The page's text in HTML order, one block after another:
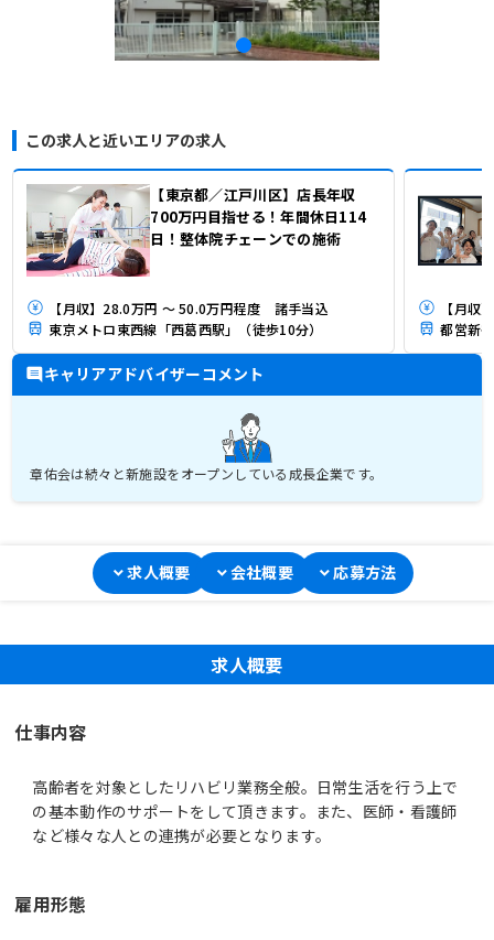
この求人と近いエリアの求人
【東京都／江戸川区】店長年収
700万円目指せる！年間休日114
日！整体院チェーンでの施術
【月収】28.0万円 ～ 50.0万円程度 諸手当込
東京メトロ東西線「西葛西駅」（徒歩10分）
【月収
都営新
キャリアアドバイザーコメント
求人概要 会社概要 応募方法
求人概要
仕事内容
高齢者を対象としたリハビリ業務全般。日常生活を行う上で
の基本動作のサポートをして頂きます。また、医師・看護師
など様々な人との連携が必要となります。
雇用形態